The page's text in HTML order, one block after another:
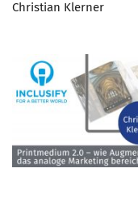
Christian Klerner